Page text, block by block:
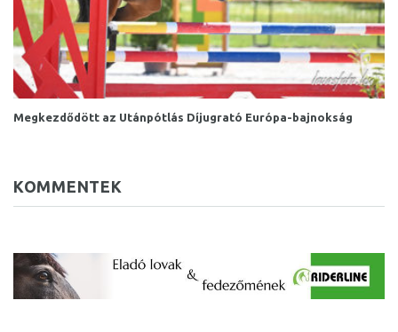
Megkezdődött az Utánpótlás Díjugrató Európa-bajnokság
KOMMENTEK